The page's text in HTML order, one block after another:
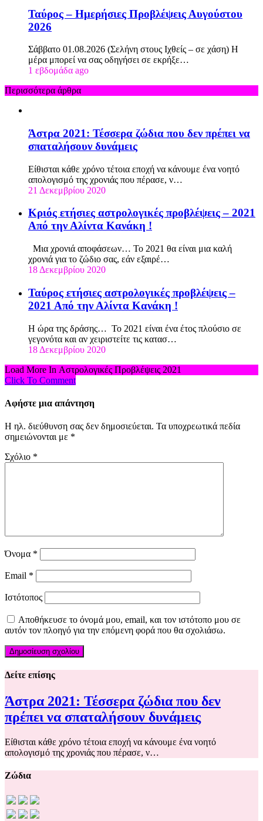
Ταύρος – Ημερήσιες Προβλέψεις Αυγούστου
2026
Σάββατο 01.08.2026 (Σελήνη στους Ιχθείς – σε χάση) Η
μέρα μπορεί να σας οδηγήσει σε εκρήξε…
1 εβδομάδα ago
Περισσότερα άρθρα
Άστρα 2021: Τέσσερα ζώδια που δεν πρέπει να
σπαταλήσουν δυνάμεις
Είθισται κάθε χρόνο τέτοια εποχή να κάνουμε ένα νοητό
απολογισμό της χρονιάς που πέρασε, ν…
21 Δεκεμβρίου 2020
Κριός ετήσιες αστρολογικές προβλέψεις – 2021
Από την Αλίντα Κανάκη !
Μια χρονιά αποφάσεων… Το 2021 θα είναι μια καλή
χρονιά για το ζώδιο σας, εάν εξαιρέ…
18 Δεκεμβρίου 2020
Ταύρος ετήσιες αστρολογικές προβλέψεις –
2021 Από την Αλίντα Κανάκη !
Η ώρα της δράσης… Το 2021 είναι ένα έτος πλούσιο σε
γεγονότα και αν χειριστείτε τις κατασ…
18 Δεκεμβρίου 2020
Load More In Αστρολογικές Προβλέψεις 2021
Click To Comment
Αφήστε μια απάντηση
Η ηλ. διεύθυνση σας δεν δημοσιεύεται. Τα υποχρεωτικά πεδία
σημειώνονται με *
Σχόλιο *
Όνομα *
Email *
Ιστότοπος
Αποθήκευσε το όνομά μου, email, και τον ιστότοπο μου σε
αυτόν τον πλοηγό για την επόμενη φορά που θα σχολιάσω.
Δείτε επίσης
Άστρα 2021: Τέσσερα ζώδια που δεν
πρέπει να σπαταλήσουν δυνάμεις
Είθισται κάθε χρόνο τέτοια εποχή να κάνουμε ένα νοητό
απολογισμό της χρονιάς που πέρασε, ν…
Ζώδια